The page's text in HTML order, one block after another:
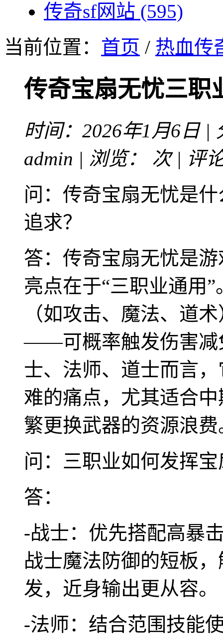
传奇sf网站 (595)
当前位置： 首页 / 热血传
传奇宝扇无忧三职
时间：2026年1月6日 |
admin | 浏览：
次 | 评
问：传奇宝扇无忧是
追求？
答：传奇宝扇无忧是
亮点在于“三职业通用
（如攻击、魔法、道
——可概率触发伤害减
士、法师、道士而言
难的痛点，尤其适合
繁更换武器的资源浪费
问：三职业如何发挥
答：
-战士：优先搭配高暴
战士魔法防御的短板
发，近身输出更从容。
-法师：结合范围技能